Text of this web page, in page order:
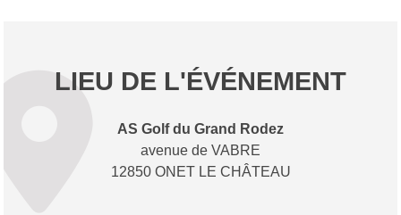
LIEU DE L'ÉVÉNEMENT
AS Golf du Grand Rodez
avenue de VABRE
12850 ONET LE CHÂTEAU